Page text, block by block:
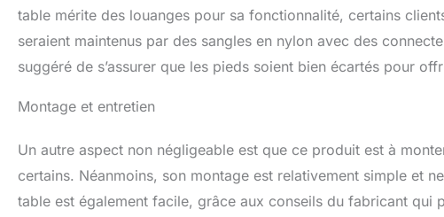
table mérite des louanges pour sa fonctionnalité, certains
seraient maintenus par des sangles en nylon avec des
suggéré de s’assurer que les pieds soient bien écartés pour
Montage et entretien
Un autre aspect non négligeable est que ce produit est à
certains. Néanmoins, son montage est relativement simple et
table est également facile, grâce aux conseils du fabricant qui